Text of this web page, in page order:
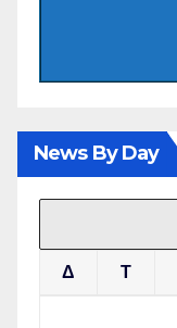
News By Day
Δ Τ